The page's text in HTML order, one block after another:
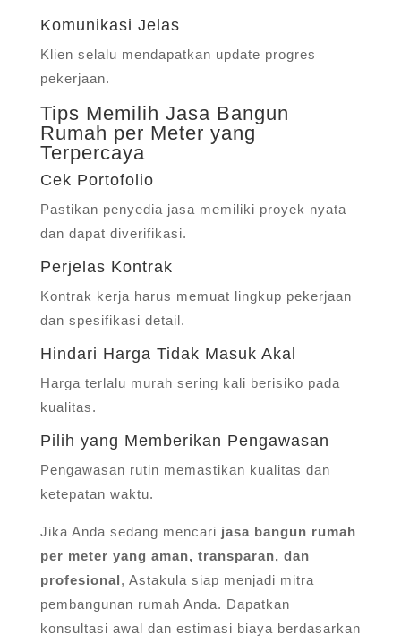
Komunikasi Jelas
Klien selalu mendapatkan update progres
pekerjaan.
Tips Memilih Jasa Bangun
Rumah per Meter yang
Terpercaya
Cek Portofolio
Pastikan penyedia jasa memiliki proyek nyata
dan dapat diverifikasi.
Perjelas Kontrak
Kontrak kerja harus memuat lingkup pekerjaan
dan spesifikasi detail.
Hindari Harga Tidak Masuk Akal
Harga terlalu murah sering kali berisiko pada
kualitas.
Pilih yang Memberikan Pengawasan
Pengawasan rutin memastikan kualitas dan
ketepatan waktu.
Jika Anda sedang mencari jasa bangun rumah
per meter yang aman, transparan, dan
profesional, Astakula siap menjadi mitra
pembangunan rumah Anda. Dapatkan
konsultasi awal dan estimasi biaya berdasarkan